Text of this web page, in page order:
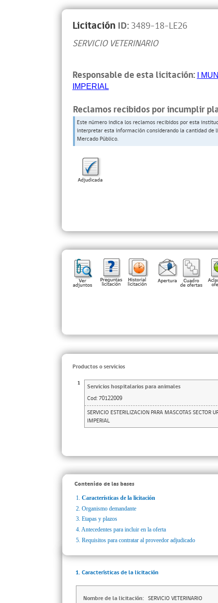
Licitación ID:3489-18-LE26
SERVICIO VETERINARIO
Responsable de esta licitación:I
IMPERIAL
Reclamos recibidos por incumplir
Este número indica los reclamos recibidos por esta
interpretar esta información considerando la cantidad
Mercado Público.
Productos o servicios
1
Servicios hospitalarios para animales
Cod: 70122009
SERVICIO ESTERILIZACION PARA MASCOTAS SECTOR
IMPERIAL
Contenido de las bases
1. Características de la licitación
2. Organismo demandante
3. Etapas y plazos
4. Antecedentes para incluir en la oferta
5. Requisitos para contratar al proveedor adjudicado
1. Características de la licitación
Nombre de la licitación: SERVICIO VETERINARIO